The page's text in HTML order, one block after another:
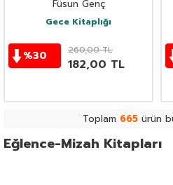
Füsun Genç
Gece Kitaplığı
%30 260,00TL
182,00 TL
Toplam 665ürün
Eğlence-Mizah Kitapları